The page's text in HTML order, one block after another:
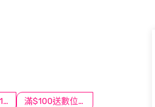
醫美/護膚滿$1200送$200 滿$100送數位印花